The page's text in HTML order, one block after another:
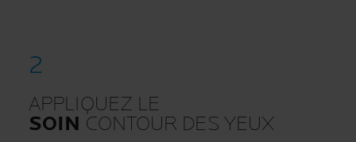
APPLIQUEZ LE
SOIN CONTOUR DES YEUX